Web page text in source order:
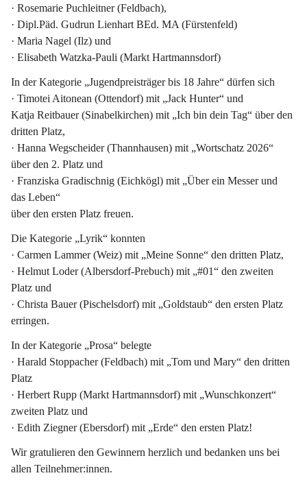
· Rosemarie Puchleitner (Feldbach),
· Dipl.Päd. Gudrun Lienhart BEd. MA (Fürstenfeld)
· Maria Nagel (Ilz) und
· Elisabeth Watzka-Pauli (Markt Hartmannsdorf)
In der Kategorie „Jugendpreisträger bis 18 Jahre“ dürfen sich
· Timotei Aitonean (Ottendorf) mit „Jack Hunter“ und
Katja Reitbauer (Sinabelkirchen) mit „Ich bin dein Tag“ über den
dritten Platz,
· Hanna Wegscheider (Thannhausen) mit „Wortschatz 2026“
über den 2. Platz und
· Franziska Gradischnig (Eichkögl) mit „Über ein Messer und
das Leben“
über den ersten Platz freuen.
Die Kategorie „Lyrik“ konnten
· Carmen Lammer (Weiz) mit „Meine Sonne“ den dritten Platz,
· Helmut Loder (Albersdorf-Prebuch) mit „#01“ den zweiten
Platz und
· Christa Bauer (Pischelsdorf) mit „Goldstaub“ den ersten Platz
erringen.
In der Kategorie „Prosa“ belegte
· Harald Stoppacher (Feldbach) mit „Tom und Mary“ den dritten
Platz
· Herbert Rupp (Markt Hartmannsdorf) mit „Wunschkonzert“
zweiten Platz und
· Edith Ziegner (Ebersdorf) mit „Erde“ den ersten Platz!
Wir gratulieren den Gewinnern herzlich und bedanken uns bei
allen Teilnehmer:innen.